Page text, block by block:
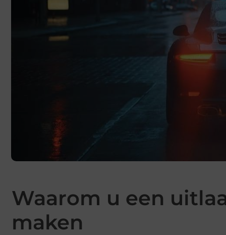
Waarom u een
maken